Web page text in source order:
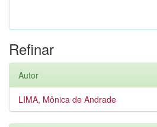
Refinar
Autor
LIMA, Mônica de Andrade